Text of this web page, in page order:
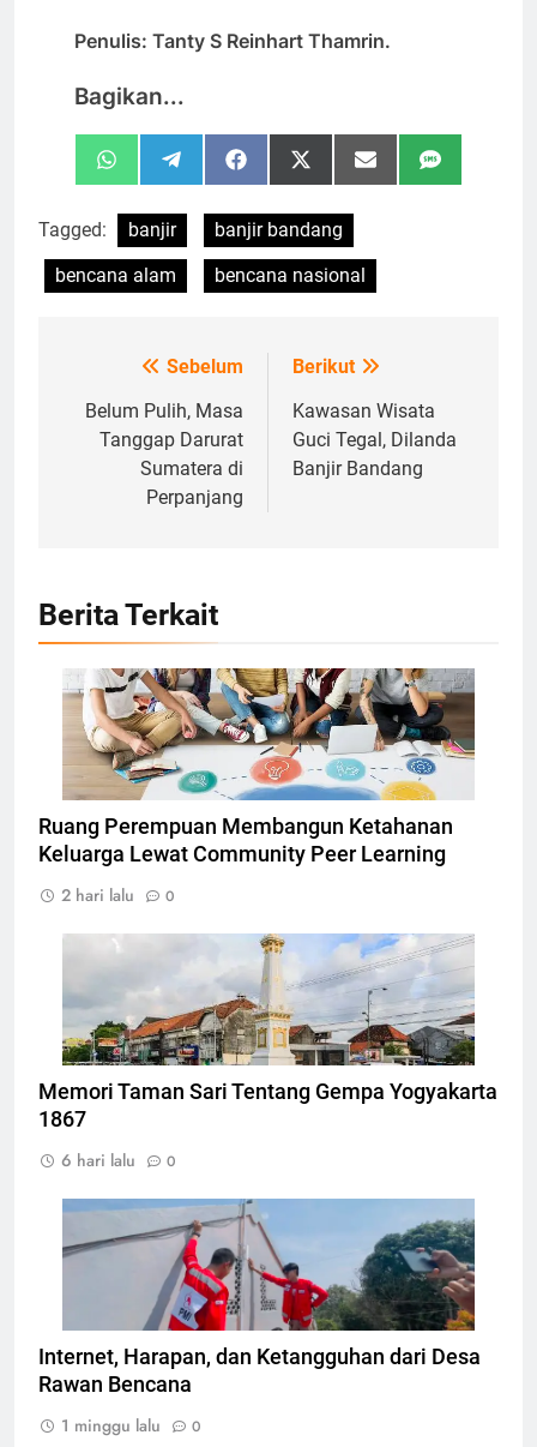
Penulis: Tanty S Reinhart Thamrin.
Bagikan...
Share
on
WhatsAppShare
on
TelegramShare
on
FacebookShare
on
X
(Twitter)
Share
on
Email Share
on
SMS
Tagged: banjir
banjir bandang
bencana alam
bencana nasional
Navigasi
pos
Sebelum
Belum Pulih, Masa
Tanggap Darurat
Sumatera di
Perpanjang
Berikut
Kawasan Wisata
Guci Tegal, Dilanda
Banjir Bandang
Berita Terkait
Ilustrasi Community Peer Learning, Foto: Dok.
atomisystems.com
Ruang Perempuan Membangun Ketahanan
Keluarga Lewat Community Peer Learning
2 hari lalu
0
Tugu Yogyakarta, Foto: Photo by CEphoto, Uwe
Aranas
Memori Taman Sari Tentang Gempa Yogyakarta
1867
6 hari lalu
0
Pemasangan teknologi konektivitas internet
berbasis komunitas, Foto: Atep Maulana
Internet, Harapan, dan Ketangguhan dari Desa
Rawan Bencana
1 minggu lalu
0